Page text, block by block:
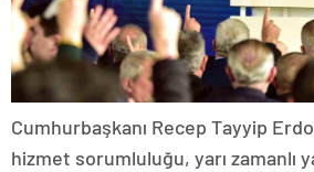
Cumhurbaşkanı Recep Tayyip
hizmet sorumluluğu, yarı zamanlı